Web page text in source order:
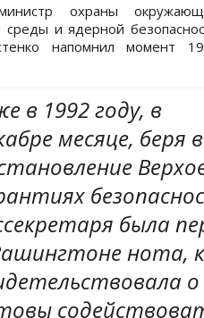
охраны
среды и ядерной
напомнил момент
в 1992 году, в
месяце, беря
была
нота,